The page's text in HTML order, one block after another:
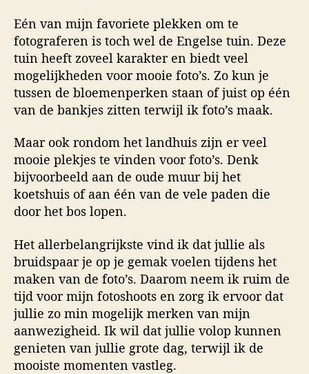
Eén van mijn favoriete plekken om te
fotograferen is toch wel de Engelse tuin. Deze
tuin heeft zoveel karakter en biedt veel
mogelijkheden voor mooie foto’s. Zo kun je
tussen de bloemenperken staan of juist op één
van de bankjes zitten terwijl ik foto’s maak.
Maar ook rondom het landhuis zijn er veel
mooie plekjes te vinden voor foto’s. Denk
bijvoorbeeld aan de oude muur bij het
koetshuis of aan één van de vele paden die
door het bos lopen.
Het allerbelangrijkste vind ik dat jullie als
bruidspaar je op je gemak voelen tijdens het
maken van de foto’s. Daarom neem ik ruim de
tijd voor mijn fotoshoots en zorg ik ervoor dat
jullie zo min mogelijk merken van mijn
aanwezigheid. Ik wil dat jullie volop kunnen
genieten van jullie grote dag, terwijl ik de
mooiste momenten vastleg.